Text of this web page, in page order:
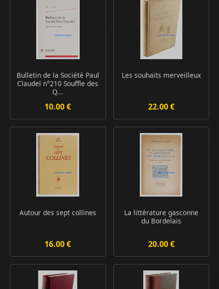
Bulletin de la Société Paul
Claudel n°210 Souffle des
Q...
10.00 €
Les souhaits merveilleux
22.00 €
Autour des sept collines
16.00 €
La littérature gasconne
du Bordelais
20.00 €